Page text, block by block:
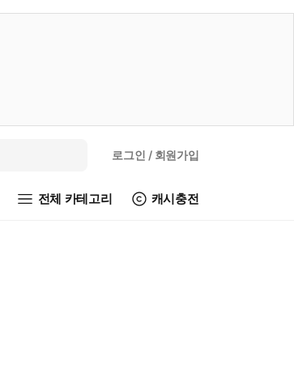
로그인 / 회원가입
전체 카테고리 캐시충전